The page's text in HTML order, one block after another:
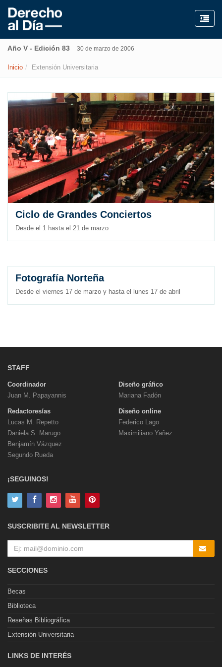
Año V - Edición 83 30 de marzo de 2006
Inicio Extensión Universitaria
Ciclo de Grandes Conciertos
Desde el 1 hasta el 21 de marzo
Fotografía Norteña
Desde el viernes 17 de marzo y hasta el lunes 17 de abril
STAFF
Coordinador
Juan M. Papayannis
Redactores/as
Lucas M. Repetto
Daniela S. Marugo
Benjamín Vázquez
Segundo Rueda
Diseño gráfico
Mariana Fadón
Diseño online
Federico Lago
Maximiliano Yañez
¡SEGUINOS!
SUSCRIBITE AL NEWSLETTER
SECCIONES
Becas
Biblioteca
Reseñas Bibliográfica
Extensión Universitaria
LINKS DE INTERÉS